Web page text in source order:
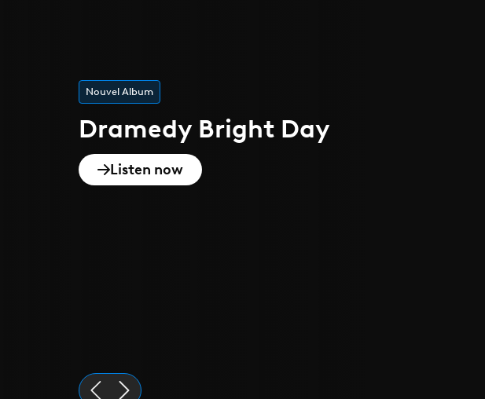
Playlist de l'été
Epique
Discover